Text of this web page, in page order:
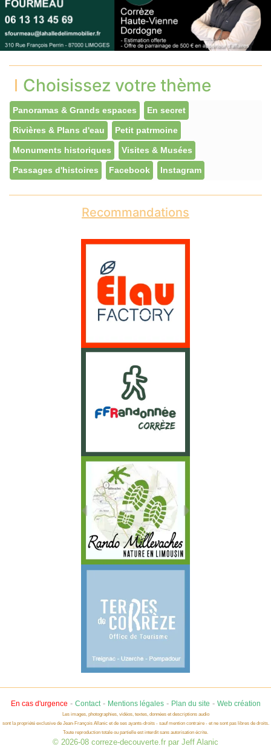
Choisissez votre thème
Panoramas & Grands espaces En secret
Rivières & Plans d'eau Petit patrmoine
Monuments historiques Visites & Musées
Passages d'histoires Facebook Instagram
Recommandations
En cas d'urgence - Contact- Mentions légales- Plan du site - Web création
Les images, photographies, vidéos, textes, données et descriptions audio
sont la propriété exclusive de Jean-François Allanic et de ses ayants-droits - sauf mention contraire - et ne sont pas libres de droits.
Toute reproduction totale ou partielle est interdit sans autorisation écrite.
© 2026-08 correze-decouverte.fr par Jeff Alanic